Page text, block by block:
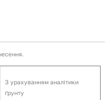
З урахуванням аналітики
ґрунту